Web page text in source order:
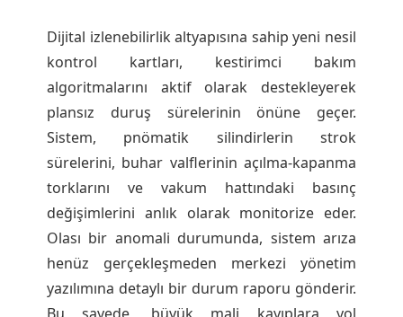
Dijital izlenebilirlik altyapısına sahip yeni nesil
kontrol kartları, kestirimci bakım
algoritmalarını aktif olarak destekleyerek
plansız duruş sürelerinin önüne geçer.
Sistem, pnömatik silindirlerin strok
sürelerini, buhar valflerinin açılma-kapanma
torklarını ve vakum hattındaki basınç
değişimlerini anlık olarak monitorize eder.
Olası bir anomali durumunda, sistem arıza
henüz gerçekleşmeden merkezi yönetim
yazılımına detaylı bir durum raporu gönderir.